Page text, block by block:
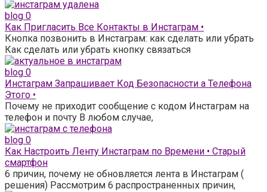
blog 0
Как Пригласить Все Контакты в Инстаграм •
Кнопка позвонить в Инстаграм: как сделать или убрать
Как сделать или убрать кнопку связаться
blog 0
Инстаграм Запрашивает Код Безопасности а Телефона
Этого •
Почему не приходит сообщение с кодом Инстаграм на
телефон и почту В любом случае,
blog 0
Как Настроить Ленту Инстаграм по Времени • Старый
смартфон
6 причин, почему не обновляется лента в Инстаграм (
решения) Рассмотрим 6 распространенных причин,